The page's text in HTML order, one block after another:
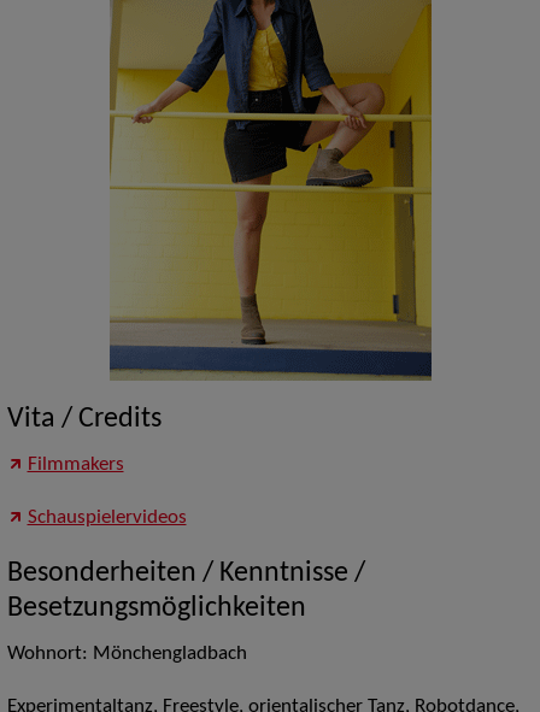
Vita / Credits
Filmmakers
Schauspielervideos
Besonderheiten / Kenntnisse /
Besetzungsmöglichkeiten
Wohnort: Mönchengladbach
Experimentaltanz, Freestyle, orientalischer Tanz, Robotdance,